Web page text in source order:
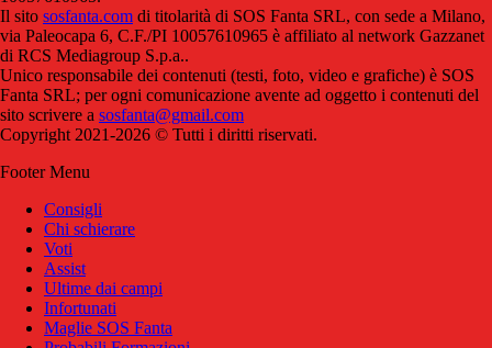
Il sito sosfanta.com di titolarità di SOS Fanta SRL, con sede a Milano,
via Paleocapa 6, C.F./PI 10057610965 è affiliato al network Gazzanet
di RCS Mediagroup S.p.a..
Unico responsabile dei contenuti (testi, foto, video e grafiche) è SOS
Fanta SRL; per ogni comunicazione avente ad oggetto i contenuti del
sito scrivere a sosfanta@gmail.com
Copyright 2021-2026 © Tutti i diritti riservati.
Footer Menu
Consigli
Chi schierare
Voti
Assist
Ultime dai campi
Infortunati
Maglie SOS Fanta